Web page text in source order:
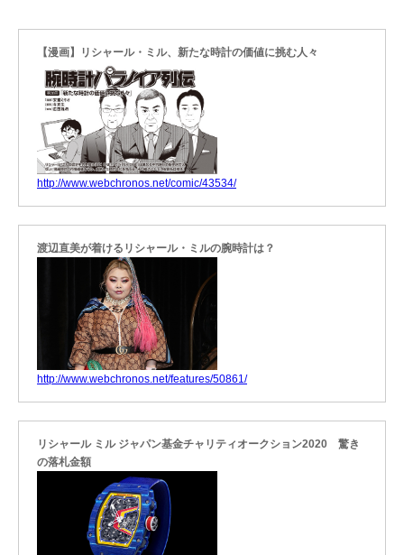
【漫画】リシャール・ミル、新たな時計の価値に挑む人々
http://www.webchronos.net/comic/43534/
渡辺直美が着けるリシャール・ミルの腕時計は？
http://www.webchronos.net/features/50861/
リシャール ミル ジャパン基金チャリティオークション2020 驚き
の落札金額